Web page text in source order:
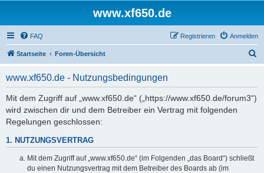
www.xf650.de
FAQ Anmelden
Registrieren
Startseite Foren-Übersicht
www.xf650.de - Nutzungsbedingungen
Mit dem Zugriff auf „www.xf650.de“ („https://www.xf650.de/forum3“)
wird zwischen dir und dem Betreiber ein Vertrag mit folgenden
Regelungen geschlossen:
1. NUTZUNGSVERTRAG
Mit dem Zugriff auf „www.xf650.de“ (im Folgenden „das Board“) schließt
du einen Nutzungsvertrag mit dem Betreiber des Boards ab (im